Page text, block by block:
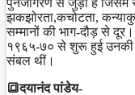
झकझोरता,कचोटता,
सम्मानों की भाग-दौड़ से
१९६५-७० से शुरू हुई उनकी
संबल थीं।
🔳दयानंद पांडेय-